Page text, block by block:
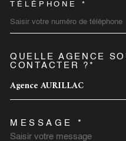
TÉLÉPHONE *
QUELLE AGENCE
CONTACTER ?*
Agence AURILLAC
MESSAGE *